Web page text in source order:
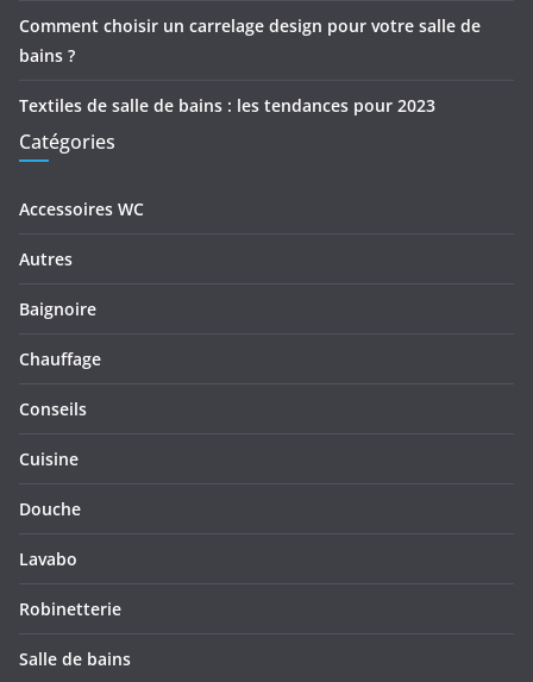
Comment choisir un carrelage design pour votre salle de
bains ?
Textiles de salle de bains : les tendances pour 2023
Catégories
Accessoires WC
Autres
Baignoire
Chauffage
Conseils
Cuisine
Douche
Lavabo
Robinetterie
Salle de bains